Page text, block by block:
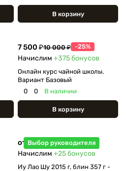
В корзину
7 500 ₽10 000 ₽ -25%
Начислим +375бонусов
Онлайн курс чайной школы.
Вариант Базовый
0
0 В наличии
В корзину
Выбор руководителя
от 500 ₽
Начислим +25бонусов
Иу Лао Шу 2015 г, блин 357 г -